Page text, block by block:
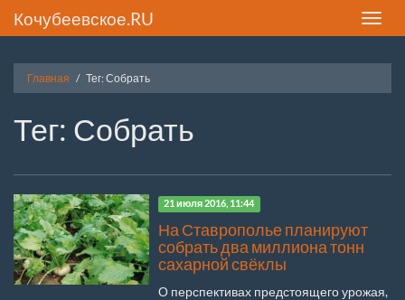
Toggle
Кочубеевское.RU
Главная Тег: Собрать
Тег: Собрать
21 июля 2016, 11:44
На Ставрополье планируют
собрать два миллиона тонн
сахарной свёклы
О перспективах предстоящего урожая,